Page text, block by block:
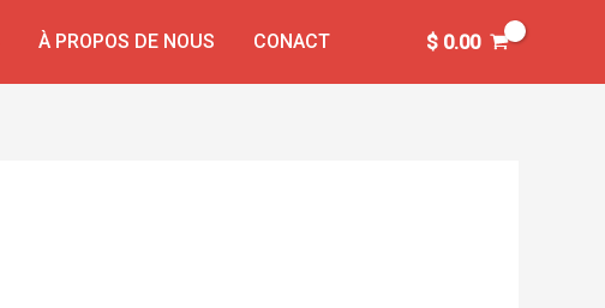
À PROPOS DE NOUS CONACT $0.00